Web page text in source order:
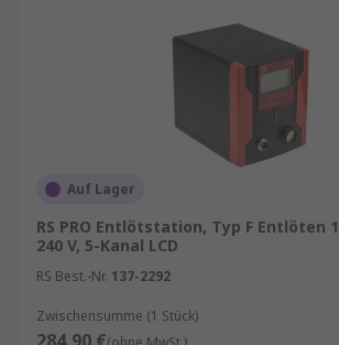
Auf Lager
RS PRO Entlötstation, Typ F Entlöten
240 V, 5-Kanal LCD
RS Best.-Nr. 137-2292
Zwischensumme (1 Stück)